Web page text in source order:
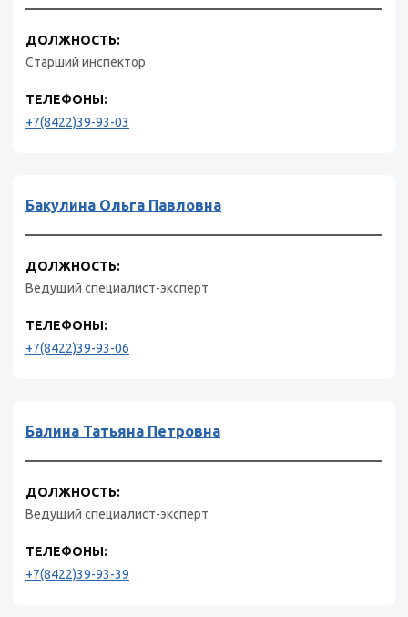
ДОЛЖНОСТЬ:
Старший инспектор
ТЕЛЕФОНЫ:
+7(8422)39-93-03
Бакулина Ольга Павловна
ДОЛЖНОСТЬ:
Ведущий специалист-эксперт
ТЕЛЕФОНЫ:
+7(8422)39-93-06
Балина Татьяна Петровна
ДОЛЖНОСТЬ:
Ведущий специалист-эксперт
ТЕЛЕФОНЫ:
+7(8422)39-93-39